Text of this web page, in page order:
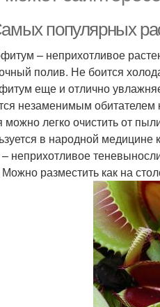
популярных
– неприхотливое
полив. Не боится
еще и отлично
незаменимым обитателем
можно легко очистить от
в народной
неприхотливое
Можно разместить как на